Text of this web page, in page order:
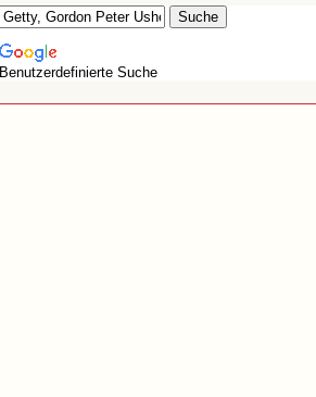
Benutzerdefinierte Suche